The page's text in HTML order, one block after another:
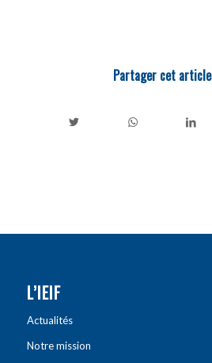
Partager cet article
L’IEIF
Actualités
Notre mission